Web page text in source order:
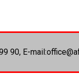
90, E-